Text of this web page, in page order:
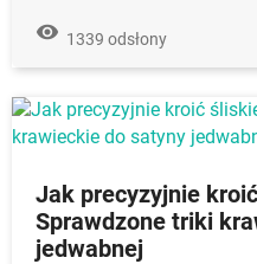
remove_red_eye 1339 odsłony
Jak precyzyjnie
Sprawdzone triki
jedwabnej